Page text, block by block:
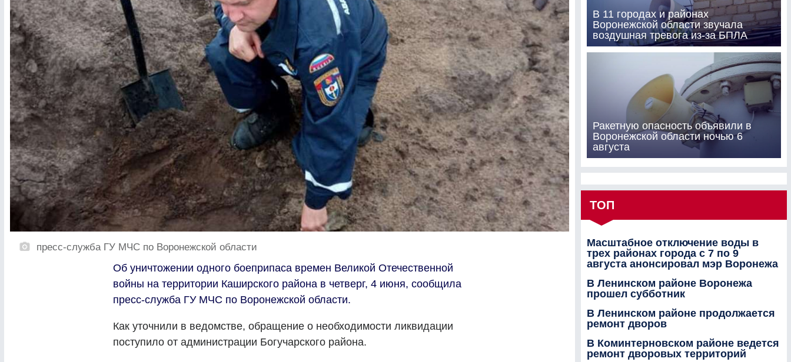
пресс-служба ГУ МЧС по Воронежской области
Об уничтожении одного боеприпаса времен Великой Отечественной
войны на территории Каширского района в четверг, 4 июня, сообщила
пресс-служба ГУ МЧС по Воронежской области.
Как уточнили в ведомстве, обращение о необходимости ликвидации
поступило от администрации Богучарского района.
В 11 городах и районах
Воронежской области звучала
воздушная тревога из-за БПЛА
Ракетную опасность объявили в
Воронежской области ночью 6
августа
ТОП
Масштабное отключение воды в
трех районах города с 7 по 9
августа анонсировал мэр Воронежа
В Ленинском районе Воронежа
прошел субботник
В Ленинском районе продолжается
ремонт дворов
В Коминтерновском районе ведется
ремонт дворовых территорий